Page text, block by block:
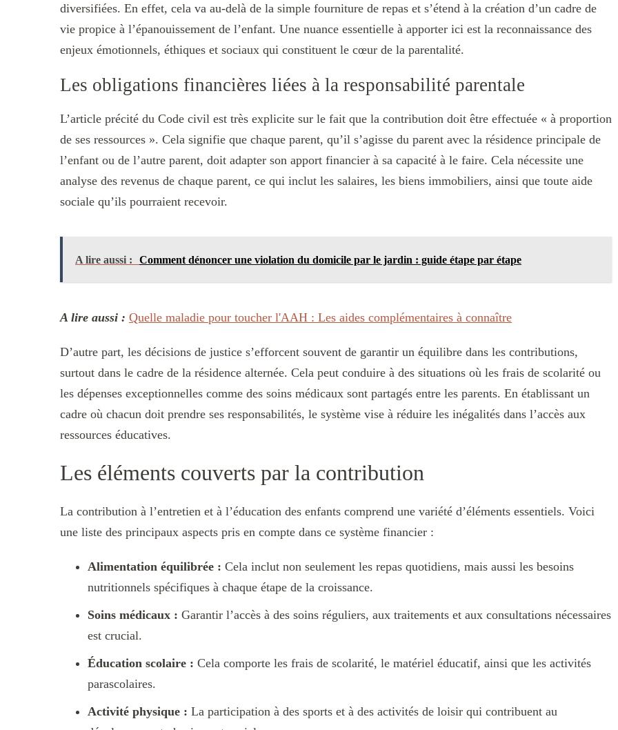
diversifiées. En effet, cela va au-delà de la simple fourniture de repas et s’étend à la création d’un cadre de
vie propice à l’épanouissement de l’enfant. Une nuance essentielle à apporter ici est la reconnaissance des
enjeux émotionnels, éthiques et sociaux qui constituent le cœur de la parentalité.
Les obligations financières liées à la responsabilité parentale
L’article précité du Code civil est très explicite sur le fait que la contribution doit être effectuée « à proportion
de ses ressources ». Cela signifie que chaque parent, qu’il s’agisse du parent avec la résidence principale de
l’enfant ou de l’autre parent, doit adapter son apport financier à sa capacité à le faire. Cela nécessite une
analyse des revenus de chaque parent, ce qui inclut les salaires, les biens immobiliers, ainsi que toute aide
sociale qu’ils pourraient recevoir.
A lire aussi : Comment dénoncer une violation du domicile par le jardin : guide étape par étape
A lire aussi : Quelle maladie pour toucher l'AAH : Les aides complémentaires à connaître
D’autre part, les décisions de justice s’efforcent souvent de garantir un équilibre dans les contributions,
surtout dans le cadre de la résidence alternée. Cela peut conduire à des situations où les frais de scolarité ou
les dépenses exceptionnelles comme des soins médicaux sont partagés entre les parents. En établissant un
cadre où chacun doit prendre ses responsabilités, le système vise à réduire les inégalités dans l’accès aux
ressources éducatives.
Les éléments couverts par la contribution
La contribution à l’entretien et à l’éducation des enfants comprend une variété d’éléments essentiels. Voici
une liste des principaux aspects pris en compte dans ce système financier :
Alimentation équilibrée : Cela inclut non seulement les repas quotidiens, mais aussi les besoins
nutritionnels spécifiques à chaque étape de la croissance.
Soins médicaux : Garantir l’accès à des soins réguliers, aux traitements et aux consultations nécessaires
est crucial.
Éducation scolaire : Cela comporte les frais de scolarité, le matériel éducatif, ainsi que les activités
parascolaires.
Activité physique : La participation à des sports et à des activités de loisir qui contribuent au